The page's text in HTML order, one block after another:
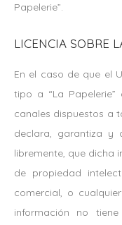
Papelerie”.
LICENCIA SOBRE
En el caso de que el
tipo a “La
canales dispuestos a
declara, garantiza y
libremente, que dicha
de propiedad
comercial, o
información no